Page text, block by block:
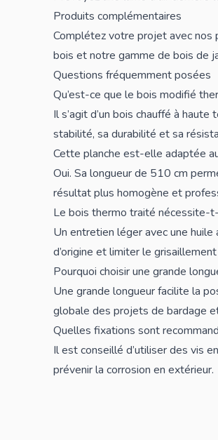
Produits complémentaires
Complétez votre projet avec nos
bois et notre gamme de bois de
Questions fréquemment posées
Qu’est-ce que le bois modifié
Il s’agit d’un bois chauffé à
stabilité, sa durabilité et sa
Cette planche est-elle adaptée
Oui. Sa longueur de 510 cm
résultat plus homogène et
Le bois thermo traité nécessite-
Un entretien léger avec une
d’origine et limiter le
Pourquoi choisir une grande
Une grande longueur facilite la
globale des projets de bardage
Quelles fixations sont
Il est conseillé d’utiliser des vis
prévenir la corrosion en extérieur.